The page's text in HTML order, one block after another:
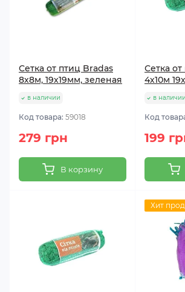
Сетка от птиц Bradas
8х8м, 19х19мм, зеленая
в наличии
Код товара: 59018
279 грн
В корзину
Сетка
4х10м
в наличии
Код
199
Хит